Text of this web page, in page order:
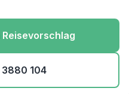
3880 104